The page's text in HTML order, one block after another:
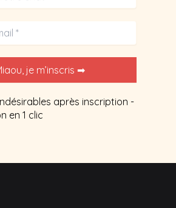
après inscription -
en 1 clic